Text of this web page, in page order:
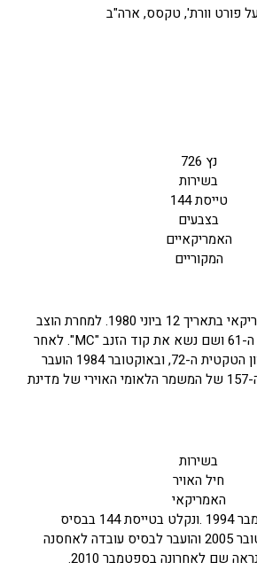
פורט וורת', טקסס, ארה"ב
נץ 726
בשירות
טייסת 144
בצבעים
האמריקאיים
המקוריים
התקבל בחיל האויר האמריקאי בתאריך 12 ביוני 1980. למחרת הוצב
בטייסת האימון הטקטית ה-61 ושם נשא את קוד הזנב "MC". לאחר
מכן הועבר לטייסת האימון הטקטית ה-72, ובאוקטובר 1984 הועבר
לטייסת הקרב הטקטית ה-157 של המשמר הלאומי האוירי של מדינת
בשירות
חיל האויר
האמריקאי
התקבל בחיל האויר בנובמבר 1994 .ונקלט בטייסת 144 בבסיס
חצור.יצא משירות באוקטובר 2005 והועבר לבסיס עובדה לאחסנה
שם לאחרונה בספטמבר 2010.